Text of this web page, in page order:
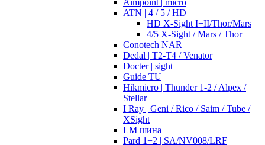
Aimpoint | micro
ATN | 4 / 5 / HD
HD X-Sight I+II/Thor/Mars
4/5 X-Sight / Mars / Thor
Conotech NAR
Dedal | T2-T4 / Venator
Docter | sight
Guide TU
Hikmicro | Thunder 1-2 / Alpex /
Stellar
I Ray | Geni / Rico / Saim / Tube /
XSight
LM шина
Pard 1+2 | SA/NV008/LRF